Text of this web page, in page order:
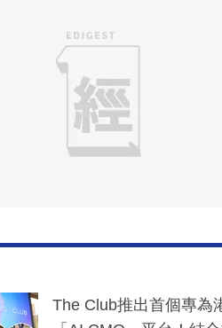
The Club推出首個專為